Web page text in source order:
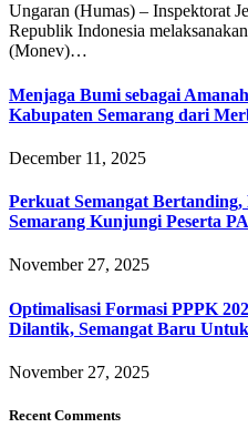
Ungaran (Humas) – Inspektorat
Republik Indonesia
(Monev)…
Menjaga Bumi sebagai
Kabupaten Semarang dari
December 11, 2025
Perkuat Semangat
Semarang Kunjungi Peserta
November 27, 2025
Optimalisasi Formasi PPPK
Dilantik, Semangat Baru
November 27, 2025
Recent Comments